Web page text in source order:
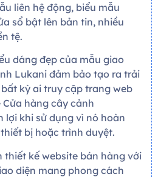
liên hệ động, biểu mẫu
sổ bật lên bản tin, nhiều
tệ.
dáng đẹp của mẫu giao
Lukani đảm bảo tạo ra trải
kỳ ai truy cập trang web
hàng cây cảnh
lợi khi sử dụng vì nó hoàn
bị hoặc trình duyệt.
thiết kế website bán hàng với
diện mang phong cách